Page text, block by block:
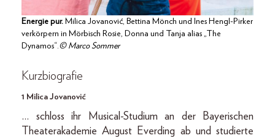
Energie pur. Milica Jovanović, Bettina Mönch und Ines Hengl-Pirker
verkörpern in Mörbisch Rosie, Donna und Tanja alias „The
Dynamos“.© Marco Sommer
Kurzbiografie
1 Milica Jovanović
… schloss ihr Musical-Studium an der Bayerischen
Theaterakademie August Everding ab und studierte